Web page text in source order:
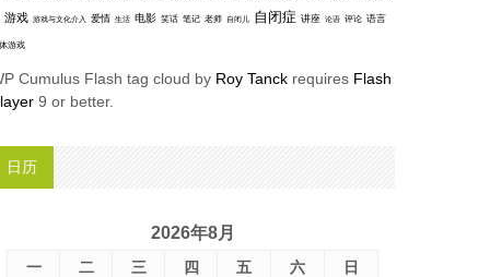
游戏 游戏与文化介入 爱情 生活 电影 笑话 笔记 老师 自闭儿 自闭症 讲座 论语 评论 语言
游戏
Cumulus Flash tag cloud by Roy Tanck requires Flash
9 or better.
日历
2026年8月
一 二 三 四 五 六
日